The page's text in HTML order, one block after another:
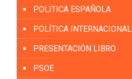
POLITICA ESPAÑOLA
POLÍTICA INTERNACIONAL
PRESENTACIÓN LIBRO
PSOE